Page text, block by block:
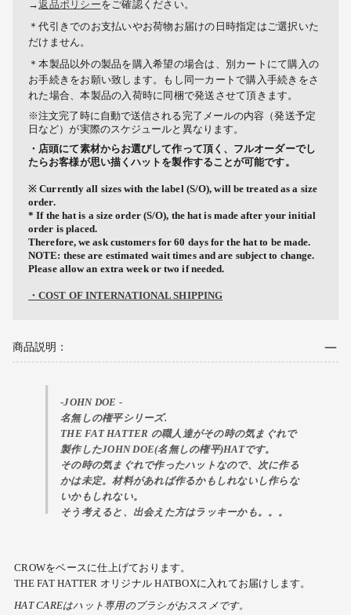
→返品ポリシーをご確認ください。
＊代引きでのお支払いやお荷物お届けの日時指定はご選択いた
だけません。
＊本製品以外の製品を購入希望の場合は、別カートにて購入の
お手続きをお願い致します。もし同一カートで購入手続きをさ
れた場合、本製品の入荷時に同梱で発送させて頂きます。
※注文完了時に自動で送信される完了メールの内容（発送予定
日など）が実際のスケジュールと異なります。
・店頭にて素材からお選びして作って頂く、フルオーダーでし
たらお客様が思い描くハットを製作することが可能です。
※ Currently all sizes with the label (S/O), will be treated as a size
order.
* If the hat is a size order (S/O), the hat is made after your initial
order is placed.
Therefore, we ask customers for 60 days for the hat to be made.
NOTE: these are estimated wait times and are subject to change.
Please allow an extra week or two if needed.
・COST OF INTERNATIONAL SHIPPING
商品説明：
-JOHN DOE -
名無しの権平シリーズ.
THE FAT HATTER の職人達がその時の気まぐれで
製作したJOHN DOE(名無しの権平)HATです。
その時の気まぐれで作ったハットなので、次に作る
かは未定。材料があれば作るかもしれないし作らな
いかもしれない。
そう考えると、出会えた方はラッキーかも。。。
CROWをベースに仕上げております。
THE FAT HATTER オリジナル HATBOXに入れてお届けします。
HAT CAREはハット専用のブラシがおススメです。